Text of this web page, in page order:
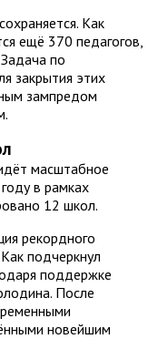
Как
ещё 370 педагогов,
по
закрытия этих
зампредом
масштабное
в рамках
12 школ.
рекордного
подчеркнул
поддержке
После
новейшим